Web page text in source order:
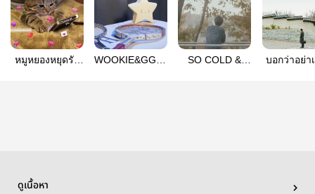
หมูหยองหยุดรัว
WOOKIE&GGONG
SO COLD &
บอกว่าอย่า
ดูเนื้อหา